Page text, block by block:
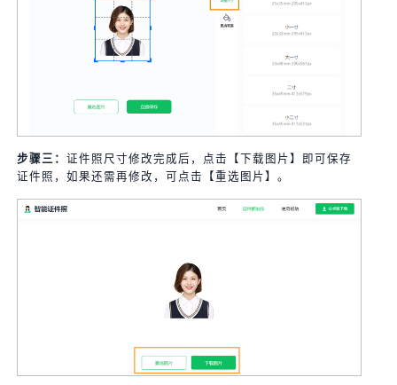
步骤三： 证件照尺寸修改完成后，点击【下载图片】即可保存
证件照，如果还需再修改，可点击【重选图片】。